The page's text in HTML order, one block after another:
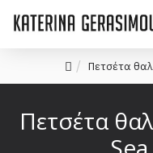
Πετσέτα
Πετσέτα